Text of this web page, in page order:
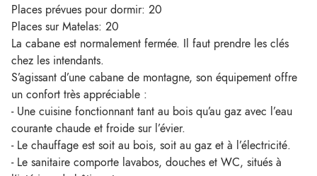
Places prévues pour dormir: 20
Places sur Matelas: 20
La cabane est normalement fermée. Il faut prendre les clés
chez les intendants.
S’agissant d’une cabane de montagne, son équipement offre
un confort très appréciable :
- Une cuisine fonctionnant tant au bois qu’au gaz avec l’eau
courante chaude et froide sur l’évier.
- Le chauffage est soit au bois, soit au gaz et à l’électricité.
- Le sanitaire comporte lavabos, douches et WC, situés à